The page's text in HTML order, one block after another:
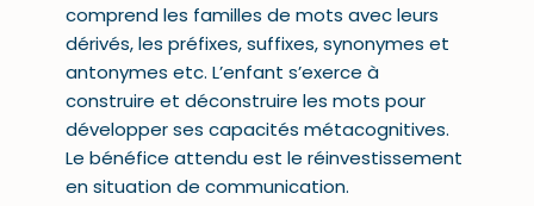
comprend les familles de mots avec leurs
dérivés, les préfixes, suffixes, synonymes et
antonymes etc. L’enfant s’exerce à
construire et déconstruire les mots pour
développer ses capacités métacognitives.
Le bénéfice attendu est le réinvestissement
en situation de communication.